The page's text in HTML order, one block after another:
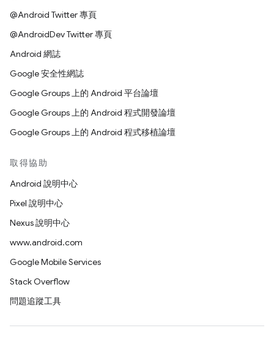
@Android Twitter 專頁
@AndroidDev Twitter 專頁
Android 網誌
Google 安全性網誌
Google Groups 上的 Android 平台論壇
Google Groups 上的 Android 程式開發論壇
Google Groups 上的 Android 程式移植論壇
取得協助
Android 說明中心
Pixel 說明中心
Nexus 說明中心
www.android.com
Google Mobile Services
Stack Overflow
問題追蹤工具